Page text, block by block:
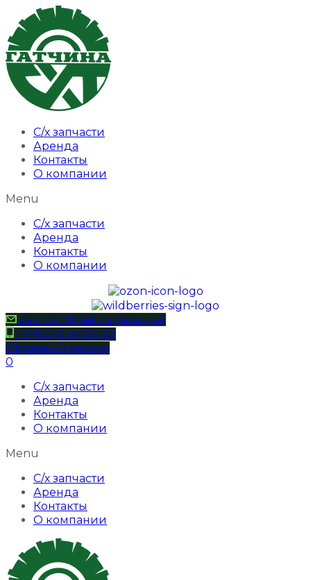
С/х запчасти
Аренда
Контакты
О компании
Menu
С/х запчасти
Аренда
Контакты
О компании
oao_cxt@mail.ru (аренда)
+7-965-034-06-00
Обратный звонок
0
С/х запчасти
Аренда
Контакты
О компании
Menu
С/х запчасти
Аренда
Контакты
О компании